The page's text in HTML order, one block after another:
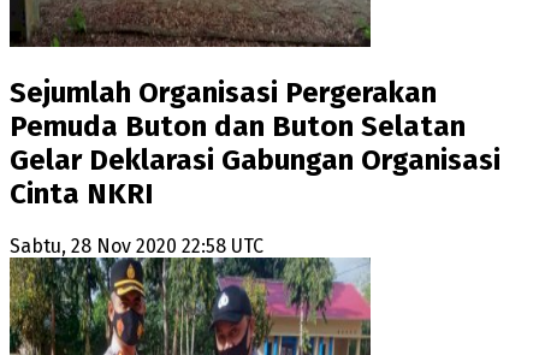
Sejumlah Organisasi Pergerakan
Pemuda Buton dan Buton Selatan
Gelar Deklarasi Gabungan Organisasi
Cinta NKRI
Sabtu, 28 Nov 2020 22:58 UTC